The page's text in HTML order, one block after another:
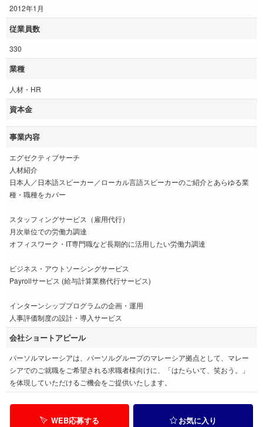
2012年1月
従業員数
330
業種
人材・HR
資本金
事業内容
エグゼクティブサーチ
人材紹介
日本人／日本語スピーカー／ローカル言語スピーカーのご紹介とあらゆる業
種・職種をカバー
スタッフィングサービス（雇用代行）
月次単位での労働力調達
オフィスワーク・IT専門職など長期的に活用したい労働力調達
ビジネス・アウトソーシングサービス
Payrollサービス (給与計算業務代行サービス)
インターンシッププログラムの企画・運用
人事評価制度の設計・導入サービス
会社ショートアピール
パーソルマレーシアは、パーソルグループのマレーシア拠点として、マレー
シアでのご就職をご希望される求職者様向けに、「はたらいて、笑おう。」
を体現していただけるご機会をご提供いたします。
WEB応募する お気に入り